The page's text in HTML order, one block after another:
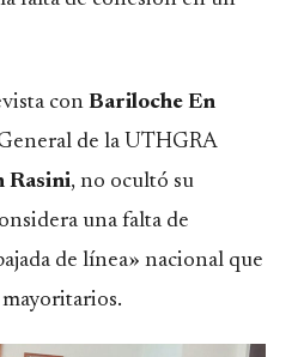
con Bariloche En
de la UTHGRA
Rasini, no ocultó su
una falta de
de línea» nacional que